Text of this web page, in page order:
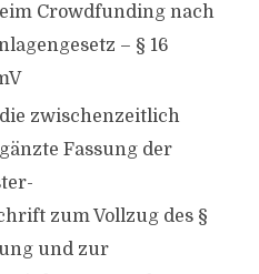
Crowdfunding nach
– § 16
zwischenzeitlich
Fassung der
zum Vollzug des §
und zur